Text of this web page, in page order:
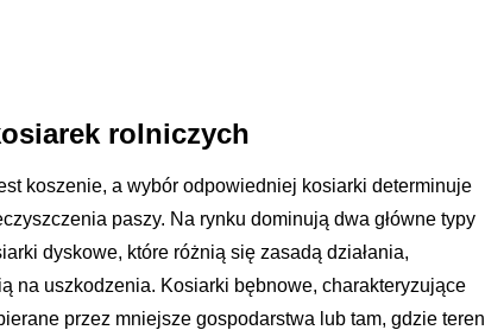
rolniczych
koszenie, a wybór odpowiedniej kosiarki determinuje
paszy. Na rynku dominują dwa główne typy
dyskowe, które różnią się zasadą działania,
na uszkodzenia. Kosiarki bębnowe, charakteryzujące
przez mniejsze gospodarstwa lub tam, gdzie teren